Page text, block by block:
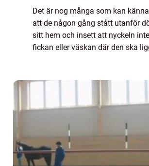
Det är nog många som kan
att de någon gång stått utanför
sitt hem och insett att nyckeln
fickan eller väskan där den ska